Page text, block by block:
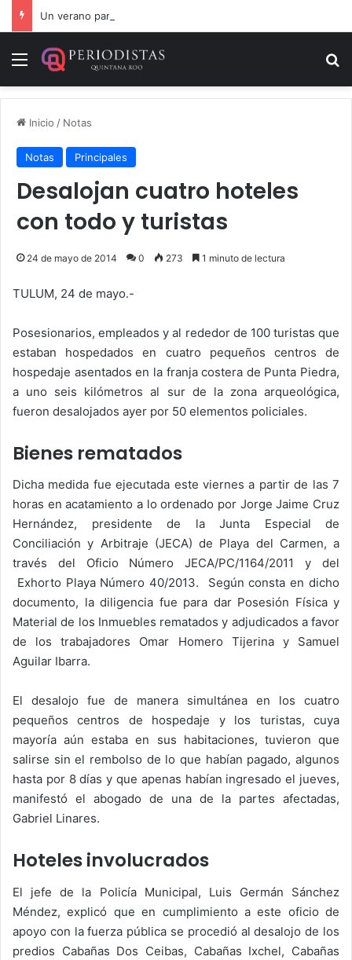
Menú
Inicio / Notas
Notas Principales
Desalojan cuatro hoteles
con todo y turistas
24 de mayo de 2014 0 273 1 minuto de lectura
TULUM, 24 de mayo.-
Posesionarios, empleados y al rededor de 100 turistas que
estaban hospedados en cuatro pequeños centros de
hospedaje asentados en la franja costera de Punta Piedra,
a uno seis kilómetros al sur de la zona arqueológica,
fueron desalojados ayer por 50 elementos policiales.
Bienes rematados
Dicha medida fue ejecutada este viernes a partir de las 7
horas en acatamiento a lo ordenado por Jorge Jaime Cruz
Hernández, presidente de la Junta Especial de
Conciliación y Arbitraje (JECA) de Playa del Carmen, a
través del Oficio Número JECA/PC/1164/2011 y del
Exhorto Playa Número 40/2013. Según consta en dicho
documento, la diligencia fue para dar Posesión Física y
Material de los Inmuebles rematados y adjudicados a favor
de los trabajadores Omar Homero Tijerina y Samuel
Aguilar Ibarra.
El desalojo fue de manera simultánea en los cuatro
pequeños centros de hospedaje y los turistas, cuya
mayoría aún estaba en sus habitaciones, tuvieron que
salirse sin el rembolso de lo que habían pagado, algunos
hasta por 8 días y que apenas habían ingresado el jueves,
manifestó el abogado de una de la partes afectadas,
Gabriel Linares.
Hoteles involucrados
El jefe de la Policía Municipal, Luis Germán Sánchez
Méndez, explicó que en cumplimiento a este oficio de
apoyo con la fuerza pública se procedió al desalojo de los
predios Cabañas Dos Ceibas, Cabañas Ixchel, Cabañas